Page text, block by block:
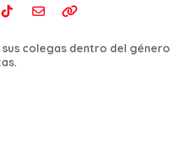
colegas dentro del género